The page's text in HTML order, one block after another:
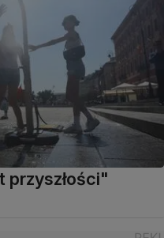
przyszłości"